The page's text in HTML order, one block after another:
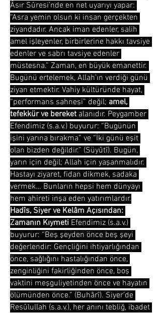
Âsır Sûresi’nde en net uyarıyı yapar:
“Asra yemin olsun ki insan gerçekten
ziyandadır. Ancak iman edenler, salih
amel işleyenler, birbirlerine hakkı tavsiye
edenler ve sabrı tavsiye edenler
müstesna.” Zaman, en büyük emanettir.
Bugünü ertelemek, Allah’ın verdiği günü
ziyan etmektir. Vahiy kültüründe hayat,
“performans sahnesi” değil; amel,
tefekkür ve bereket alanıdır. Peygamber
Efendimiz (s.a.v.) buyurur: “Bugünün
işini yarına bırakma” ve “İki günü eşit
olan bizden değildir.” (Süyûtî). Bugün,
yarın için değil; Allah için yaşanmalıdır.
Hastayı ziyaret, fidan dikmek, sadaka
vermek… Bunların hepsi hem dünyayı
hem ahireti inşa eden yatırımlardır.
Hadîs, Siyer ve Kelâm Açısından:
Zamanın Kıymeti Efendimiz (s.a.v.)
buyurur: “Beş şeyden önce beş şeyi
değerlendir: Gençliğini ihtiyarlığından
önce, sağlığını hastalığından önce,
zenginliğini fakirliğinden önce, boş
vaktini meşguliyetinden önce ve hayatın
ölümünden önce.” (Buhârî). Siyer’de
Resûlullah (s.a.v.), her anını tebliğ, ibadet